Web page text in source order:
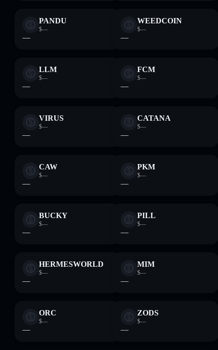
PANDU
$—
—
WEEDCOIN
$—
—
LLM
$—
—
FCM
$—
—
VIRUS
$—
—
CATANA
$—
—
CAW
$—
—
PKM
$—
—
BUCKY
$—
—
PILL
$—
—
HERMESWORLD
$—
—
MIM
$—
—
ORC
$—
—
ZODS
$—
—